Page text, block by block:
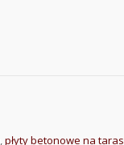
,płyty betonowe na taras